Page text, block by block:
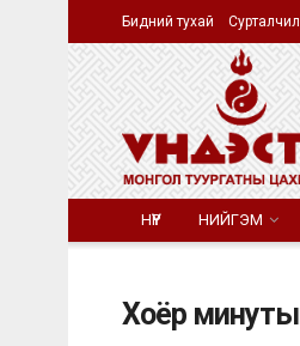
Бидний тухай
НҮҮР НИЙГЭМ
‪‎Хоёр